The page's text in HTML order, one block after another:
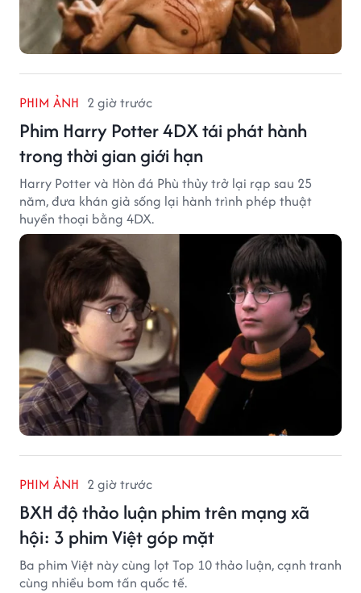
PHIM ẢNH 2 giờ trước
Phim Harry Potter 4DX tái phát hành
trong thời gian giới hạn
Harry Potter và Hòn đá Phù thủy trở lại rạp sau 25
năm, đưa khán giả sống lại hành trình phép thuật
huyền thoại bằng 4DX.
PHIM ẢNH 2 giờ trước
BXH độ thảo luận phim trên mạng xã
hội: 3 phim Việt góp mặt
Ba phim Việt này cùng lọt Top 10 thảo luận, cạnh tranh
cùng nhiều bom tấn quốc tế.